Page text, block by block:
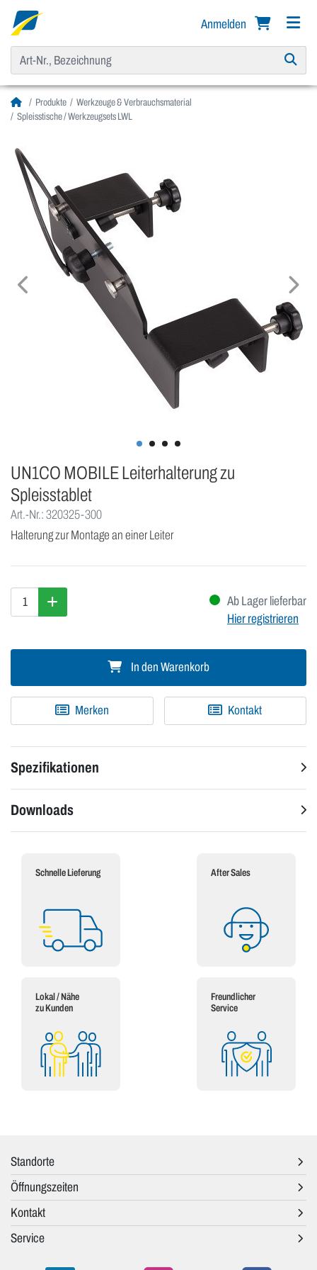
Anmelden
Produkte
Werkzeuge & Verbrauchsmaterial
Spleisstische / Werkzeugsets LWL
UN1CO MOBILE Leiterhalterung zu
Spleisstablet
Art.-Nr.: 320325-300
Halterung zur Montage an einer Leiter
Ab Lager lieferbar
Hier registrieren
In den Warenkorb
Merken Kontakt
Spezifikationen
Downloads
Schnelle Lieferung After Sales
Lokal / Nähe
zu Kunden
Freundlicher
Service
Standorte
Öffnungszeiten
Kontakt
Service